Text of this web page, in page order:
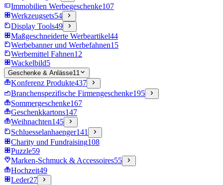
Immobilien Werbegeschenke107
Werkzeugsets54
Display Tools49
Maßgeschneiderte Werbeartikel44
Werbebanner und Werbefahnen15
Werbemittel Fahnen12
Wackelbild5
Geschenke & Anlässe11
Konferenz Produkte437
Branchenspezifische Firmengeschenke195
Sommergeschenke167
Geschenkkartons147
Weihnachten145
Schluesselanhaenger141
Charity und Fundraising108
Puzzle59
Marken-Schmuck & Accessoires55
Hochzeit49
Leder27